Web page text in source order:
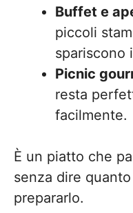
Buffet e
piccoli
spariscono
Picnic
resta
facilmente.
È un piatto che
senza dire
prepararlo.